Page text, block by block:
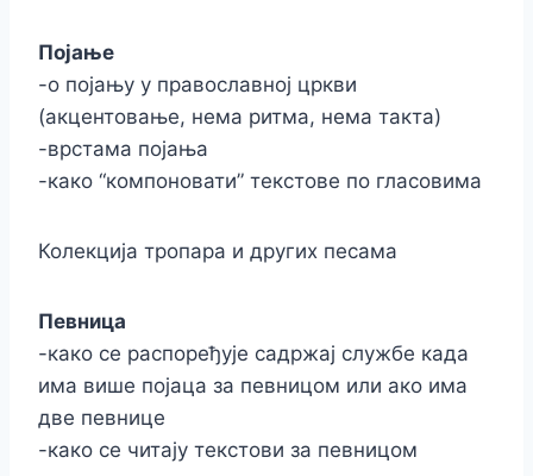
Појање
-о појању у православној цркви
(акцентовање, нема ритма, нема такта)
-врстама појања
-како “компоновати” текстове по гласовима
Колекција тропара и других песама
Певница
-како се распоређује садржај службе када
има више појаца за певницом или ако има
две певнице
-како се читају текстови за певницом